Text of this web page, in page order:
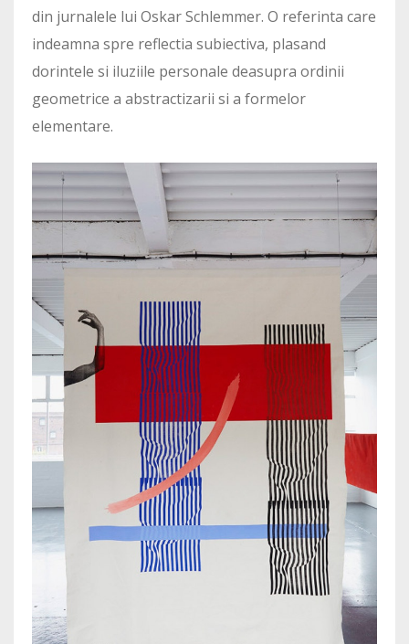
din jurnalele lui Oskar Schlemmer. O referinta care
indeamna spre reflectia subiectiva, plasand
dorintele si iluziile personale deasupra ordinii
geometrice a abstractizarii si a formelor
elementare.